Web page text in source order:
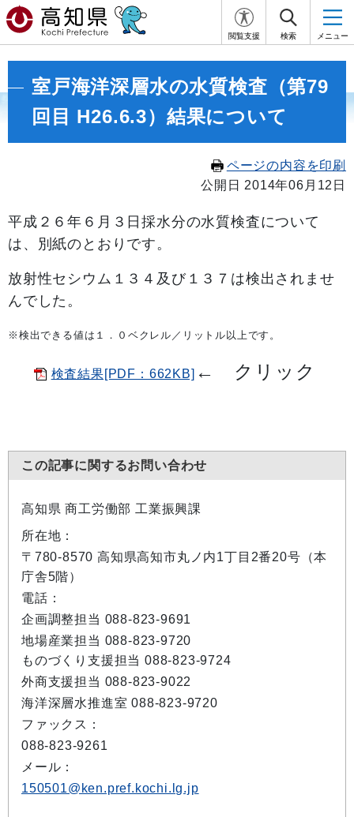
閲覧支援 検索 メニュー
室戸海洋深層水の水質検査（第79
回目 H26.6.3）結果について
ページの内容を印刷
公開日 2014年06月12日
平成２６年６ 月３日採水分の水質検査について
は、別紙のとおりです。
放射性セシウム１３４及び１３７は検出されませ
んでした。
※検出できる値は１．０ベクレル／リットル以上です。
検査結果[PDF：662KB] ← クリック
この記事に関するお問い合わせ
高知県 商工労働部 工業振興課
所在地：
〒780-8570 高知県高知市丸ノ内1丁目2番20号（本
庁舎5階）
電話：
企画調整担当 088-823-9691
地場産業担当 088-823-9720
ものづくり支援担当 088-823-9724
外商支援担当 088-823-9022
海洋深層水推進室 088-823-9720
ファックス：
088-823-9261
メール：
150501@ken.pref.kochi.lg.jp